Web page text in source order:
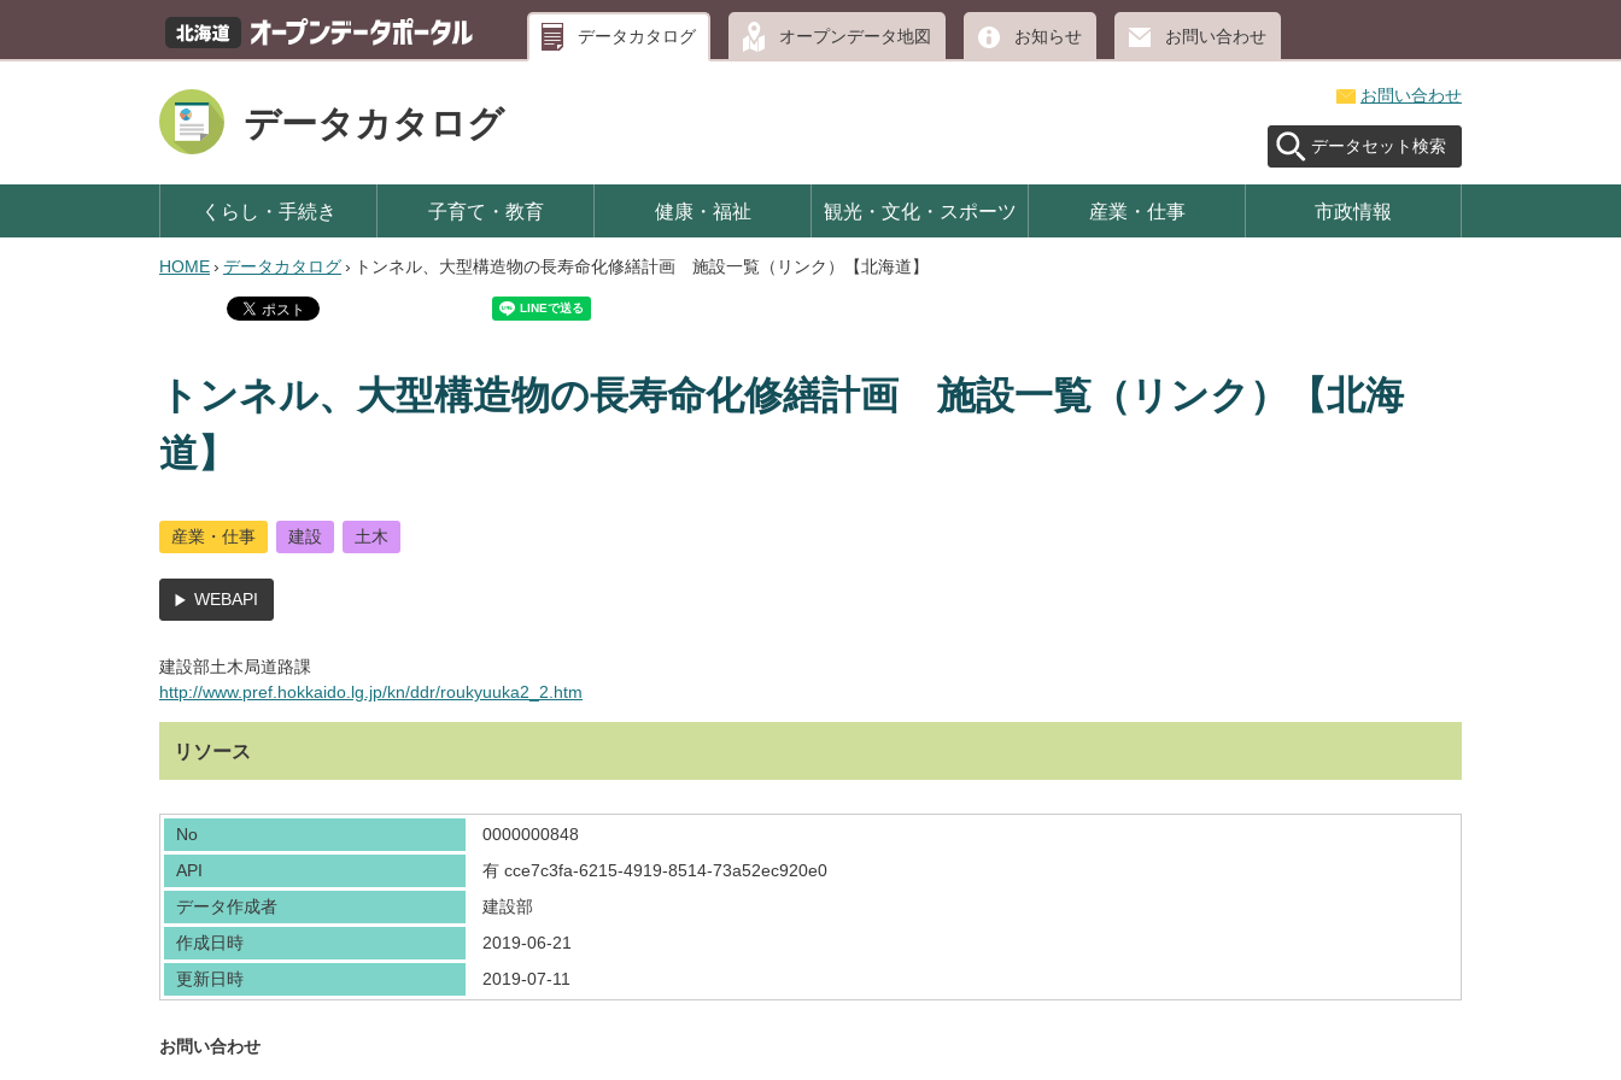
データカタログ オープンデータ地図 お知らせ お問い合わせ
データカタログ
お問い合わせ
データセット検索
くらし・手続き 子育て・教育 健康・福祉 観光・文化・スポーツ 産業・仕事 市政情報
HOME› データカタログ› トンネル、大型構造物の長寿命化修繕計画 施設一覧（リンク）【北海道】
トンネル、大型構造物の長寿命化修繕計画 施設一覧（リンク）【北海
道】
産業・仕事 建設 土木
WEBAPI
建設部土木局道路課
http://www.pref.hokkaido.lg.jp/kn/ddr/roukyuuka2_2.htm
リソース
No
0000000848
API
有 cce7c3fa-6215-4919-8514-73a52ec920e0
データ作成者
建設部
作成日時
2019-06-21
更新日時
2019-07-11
お問い合わせ